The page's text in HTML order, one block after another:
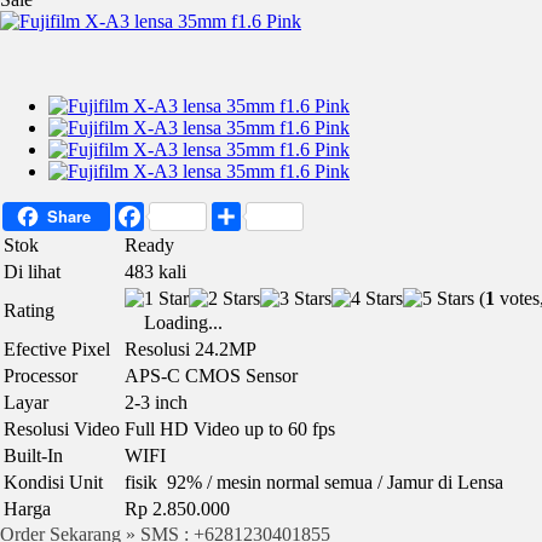
Share Facebook
Share
Stok
Ready
Di lihat
483 kali
Rating
(1
Loading...
Efective Pixel
Resolusi 24.2MP
Processor
APS-C CMOS Sensor
Layar
2-3 inch
Resolusi Video Full HD Video up to 60 fps
Built-In
WIFI
Kondisi Unit
fisik 92% / mesin normal semua / Jamur di Lensa
Harga
Rp 2.850.000
Order Sekarang » SMS : +6281230401855